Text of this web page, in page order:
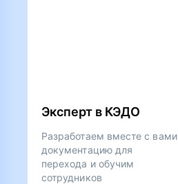
Эксперт в КЭДО
Разработаем вместе с вами
документацию для
перехода и обучим
сотрудников